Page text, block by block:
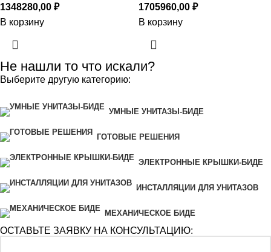
1348280,00 ₽
В корзину
1705960,00 ₽
В корзину
Не нашли то что искали?
Выберите другую категорию:
УМНЫЕ УНИТАЗЫ-БИДЕ
ГОТОВЫЕ РЕШЕНИЯ
ЭЛЕКТРОННЫЕ КРЫШКИ-БИДЕ
ИНСТАЛЛЯЦИИ ДЛЯ УНИТАЗОВ
МЕХАНИЧЕСКОЕ БИДЕ
ОСТАВЬТЕ ЗАЯВКУ НА КОНСУЛЬТАЦИЮ: